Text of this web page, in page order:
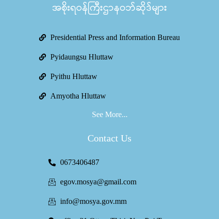
အစိုးရဝန်ကြီးဌာနဝဘ်ဆိုဒ်များ
Presidential Press and Information Bureau
Pyidaungsu Hluttaw
Pyithu Hluttaw
Amyotha Hluttaw
See More...
Contact Us
0673406487
egov.mosya@gmail.com
info@mosya.gov.mm